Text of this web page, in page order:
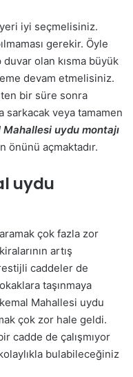
yeri iyi seçmelisiniz.
gerekir. Öyle
olan kısma büyük
devam etmelisiniz.
bir süre sonra
sarkacak veya tamamen
Mahallesi uydu montajı
önünü açmaktadır.
uydu
çok fazla zor
artış
caddeler de
taşınmaya
Mahallesi uydu
çok zor hale geldi.
cadde de çalışmıyor
bulabileceğiniz